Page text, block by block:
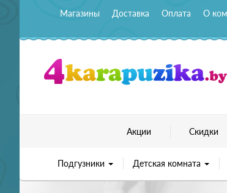
Магазины Доставка Оплата О
Акции Скидки
Подгузники Детская комната